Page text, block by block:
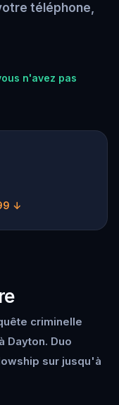
téléphone,
n'avez pas
↓
criminelle
Dayton. Duo
sur jusqu'à